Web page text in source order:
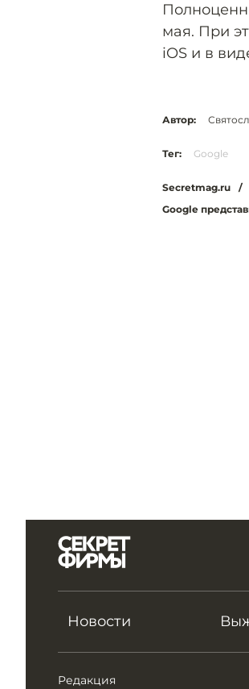
мая. При
iOS и в
Автор:
Тег: Google
Secretmag.ru /
Google
Новости
Редакция